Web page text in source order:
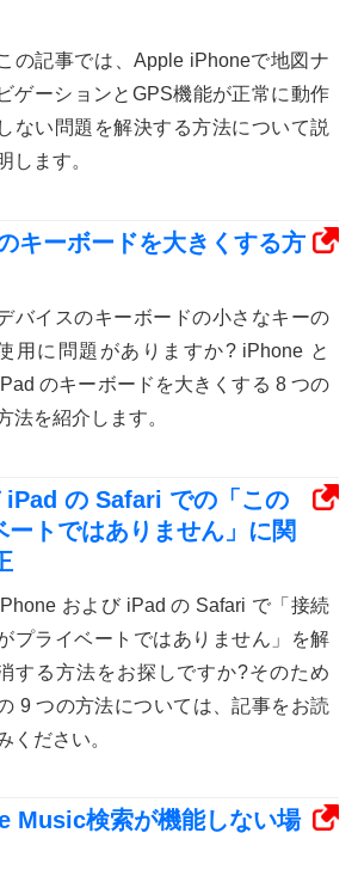
の記事では、Apple iPhoneで地図ナ
ビゲーションとGPS機能が正常に動作
しない問題を解決する方法について説
します。
キーボードを大きくする方
バイスのキーボードの小さなキーの
用に問題がありますか? iPhone と
のキーボードを大きくする 8 つの
法を紹介します。
の Safari での「この
ートではありません」に関
および iPad の Safari で「接続
プライベートではありません」を解
する方法をお探しですか?そのため
9 つの方法については、記事をお読
ください。
Music検索が機能しない場